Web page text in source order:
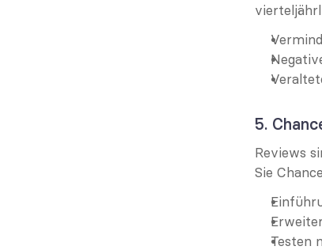
5.
Reviews
Sie
Testen